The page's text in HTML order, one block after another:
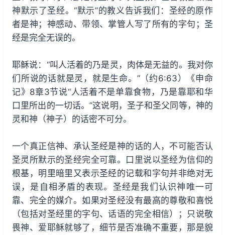
神默示了圣经。“默示”的教义告诉我们：圣经的原作
者是神；神感动、带领、掌管人写了所有的字句；圣
经是完全无误的。
耶稣说：“叫人活着的乃是灵，肉体是无益的。我对你
们所说的话就是灵，就是生命。”（约6:63）《申命
记》8章3节说“人活着不是单靠食物，乃是靠耶和华
口里所出的一切话。”这说明，圣子和圣父同等，神的
灵和神（神子）的话密不可分。
一个真正信神、承认圣经是神的话的人，不可能否认
圣灵所默示的圣经完全可靠。口里说以圣经为信仰的
根基，明里暗里又表示圣经的记载和字句并非绝对无
误，是自相矛盾的表现。圣经是我们认识神唯一可
靠、完全的媒介。如果对圣经没有最高的尊敬和喜悦
（包括对圣经里的字句、话语的完全相信）；只说敬
畏神、爱耶稣就够了，细节是否准确不重要，那是貌